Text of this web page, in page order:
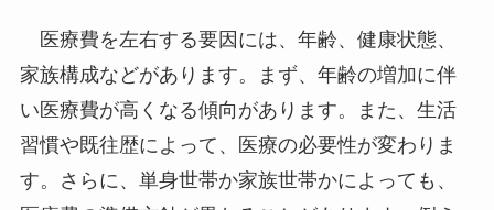
医療費を左右する要因には、年齢、健康状態、
家族構成などがあります。まず、年齢の増加に伴
い医療費が高くなる傾向があります。また、生活
習慣や既往歴によって、医療の必要性が変わりま
す。さらに、単身世帯か家族世帯かによっても、